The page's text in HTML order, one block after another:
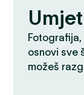
Fotografija,
osnovi sve
možeš